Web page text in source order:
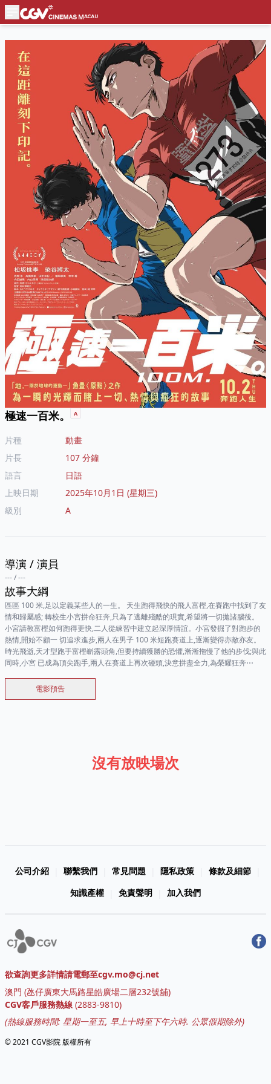
極速一百米。 A
片種
動畫
片長
107 分鐘
語言
日語
上映日期
2025年10月1日 (星期三)
級別
A
導演 / 演員
---/---
故事大綱
區區 100 米,足以定義某些人的一生。 天生跑得飛快的飛人富樫,在賽跑中找到了友
情和歸屬感; 轉校生小宮拼命狂奔,只為了逃離殘酷的現實,希望將一切拋諸腦後。
小宮請教富樫如何跑得更快,二人從練習中建立起深厚情誼。小宮發掘了對跑步的
熱情,開始不顧一 切追求進步,兩人在男子 100 米短跑賽道上,逐漸變得亦敵亦友。
時光飛逝,天才型跑手富樫嶄露頭角,但要持續獲勝的恐懼,漸漸拖慢了他的步伐;與此
同時,小宮 已成為頂尖跑手,兩人在賽道上再次碰頭,決意拼盡全力,為榮耀狂奔⋯
電影預告
沒有放映場次
公司介紹 聯繫我們 常見問題 隱私政策 條款及細節
知識產權
免責聲明 加入我們
欲查詢更多詳情請電郵至cgv.mo@cj.net
澳門 (氹仔廣東大馬路星皓廣場二層232號舖)
CGV客戶服務熱線 (2883-9810)
(熱線服務時間: 星期一至五, 早上十時至下午六時. 公眾假期除外)
© 2021 CGV影院 版權所有